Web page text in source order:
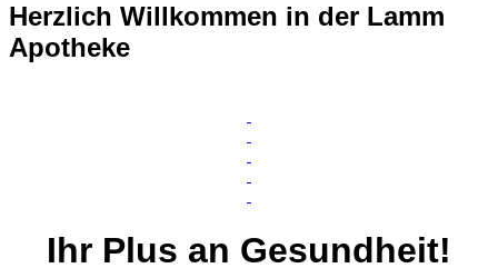
Herzlich Willkommen in der Lamm
Apotheke
Ihr Plus an Gesundheit!